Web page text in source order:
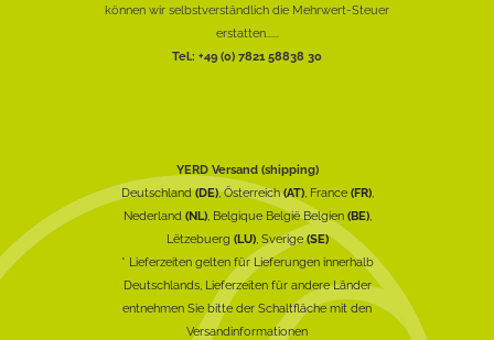
können wir selbstverständlich die Mehrwert-Steuer
erstatten......
Tel.: +49 (0) 7821 58838 30
YERD Versand (shipping)
Deutschland(DE), Österreich(AT), France (FR),
Nederland (NL), Belgique België Belgien (BE),
Lëtzebuerg (LU), Sverige(SE)
* Lieferzeiten gelten für Lieferungen innerhalb
Deutschlands, Lieferzeiten für andere Länder
entnehmen Sie bitte der Schaltfläche mit den
Versandinformationen